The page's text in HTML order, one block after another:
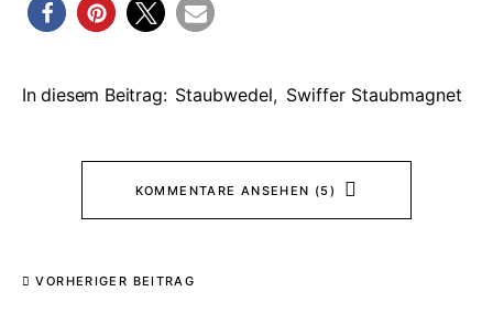
In diesem Beitrag: Staubwedel, Swiffer Staubmagnet
KOMMENTARE ANSEHEN (5)
VORHERIGER BEITRAG